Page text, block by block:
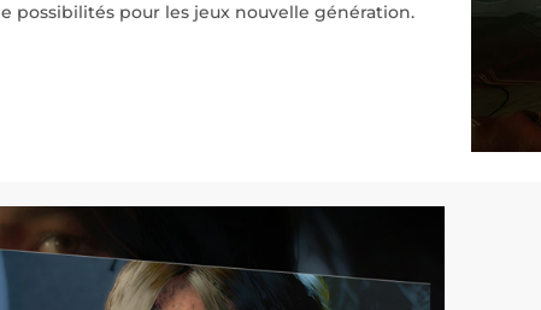
possibilités pour les jeux nouvelle génération.